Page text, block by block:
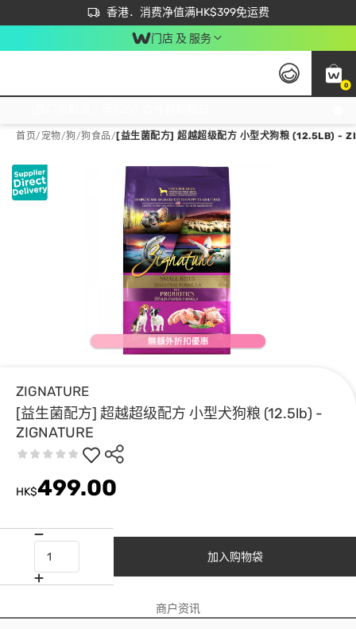
香港．消费净值满HK$399免运费
立即成为易赏钱会员尽享独家优惠
首次APP下单买满$450 输入 NEWAPP 即减$50
门店 及 服务
0
首页/ 宠物/狗/狗食品/ [益生菌配方] 超越超级配方 小型犬狗粮 (12.5LB) -
ZIGNATURE
[益生菌配方] 超越超级配方 小型犬狗粮 (12.5lb) -
ZIGNATURE
HK$499.00
加入购物袋
商户资讯